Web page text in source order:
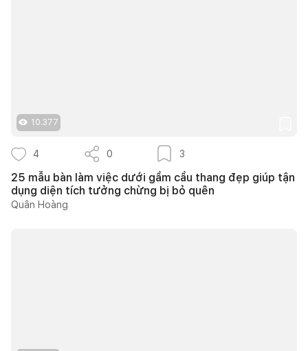
10.377
4 0 3
25 mẫu bàn làm việc dưới gầm cầu thang đẹp giúp tận
dụng diện tích tưởng chừng bị bỏ quên
Quân Hoàng